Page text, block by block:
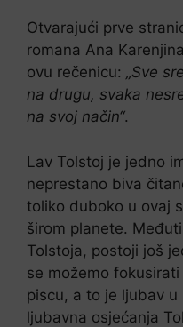
Otvarajući prve
romana Ana
ovu rečenicu: „Sve
na drugu, svaka
na svoj način“.
Lav Tolstoj je jedno
neprestano biva
toliko duboko u ovaj
širom planete.
Tolstoja, postoji još
se možemo
piscu, a to je ljubav u
ljubavna osjećanja